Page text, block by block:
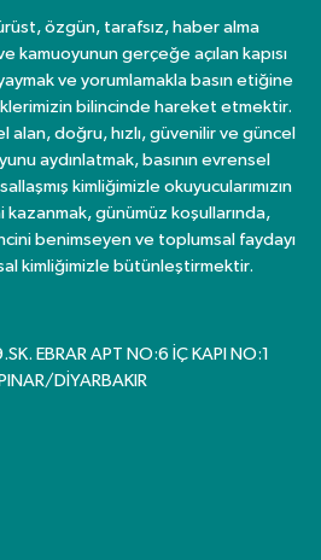
özgün, tarafsız, haber alma
kamuoyunun gerçeğe açılan kapısı
ve yorumlamakla basın etiğine
bilincinde hareket etmektir.
doğru, hızlı, güvenilir ve güncel
aydınlatmak, basının evrensel
kimliğimizle okuyucularımızın
günümüz koşullarında,
benimseyen ve toplumsal faydayı
kimliğimizle bütünleştirmektir.
EBRAR APT NO:6 İÇ KAPI NO:1
DİYARBAKIR